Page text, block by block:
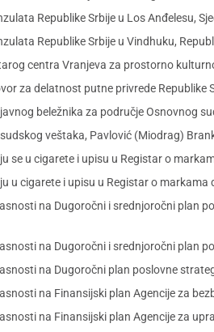
Republike Srbije u Los Anđelesu,
Republike Srbije u Vindhuku,
centra Vranjeva za prostorno
za delatnost putne privrede Republike
beležnika za područje Osnovnog
veštaka, Pavlović (Miodrag)
se u cigarete i upisu u Registar o
u cigarete i upisu u Registar o markama
na Dugoročni i srednjoročni plan
na Dugoročni i srednjoročni plan
na Dugoročni plan poslovne
na Finansijski plan Agencije za
na Finansijski plan Agencije za